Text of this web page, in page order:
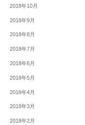
2018年10月
2018年9月
2018年8月
2018年7月
2018年6月
2018年5月
2018年4月
2018年3月
2018年2月